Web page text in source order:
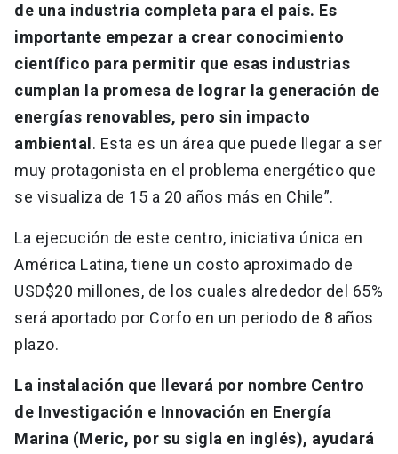
de una industria completa para el país. Es
importante empezar a crear conocimiento
científico para permitir que esas industrias
cumplan la promesa de lograr la generación de
energías renovables, pero sin impacto
ambiental . Esta es un área que puede llegar a ser
muy protagonista en el problema energético que
se visualiza de 15 a 20 años más en Chile”.
La ejecución de este centro, iniciativa única en
América Latina, tiene un costo aproximado de
USD$20 millones, de los cuales alrededor del 65%
será aportado por Corfo en un periodo de 8 años
plazo.
La instalación que llevará por nombre Centro
de Investigación e Innovación en Energía
Marina (Meric, por su sigla en inglés), ayudará